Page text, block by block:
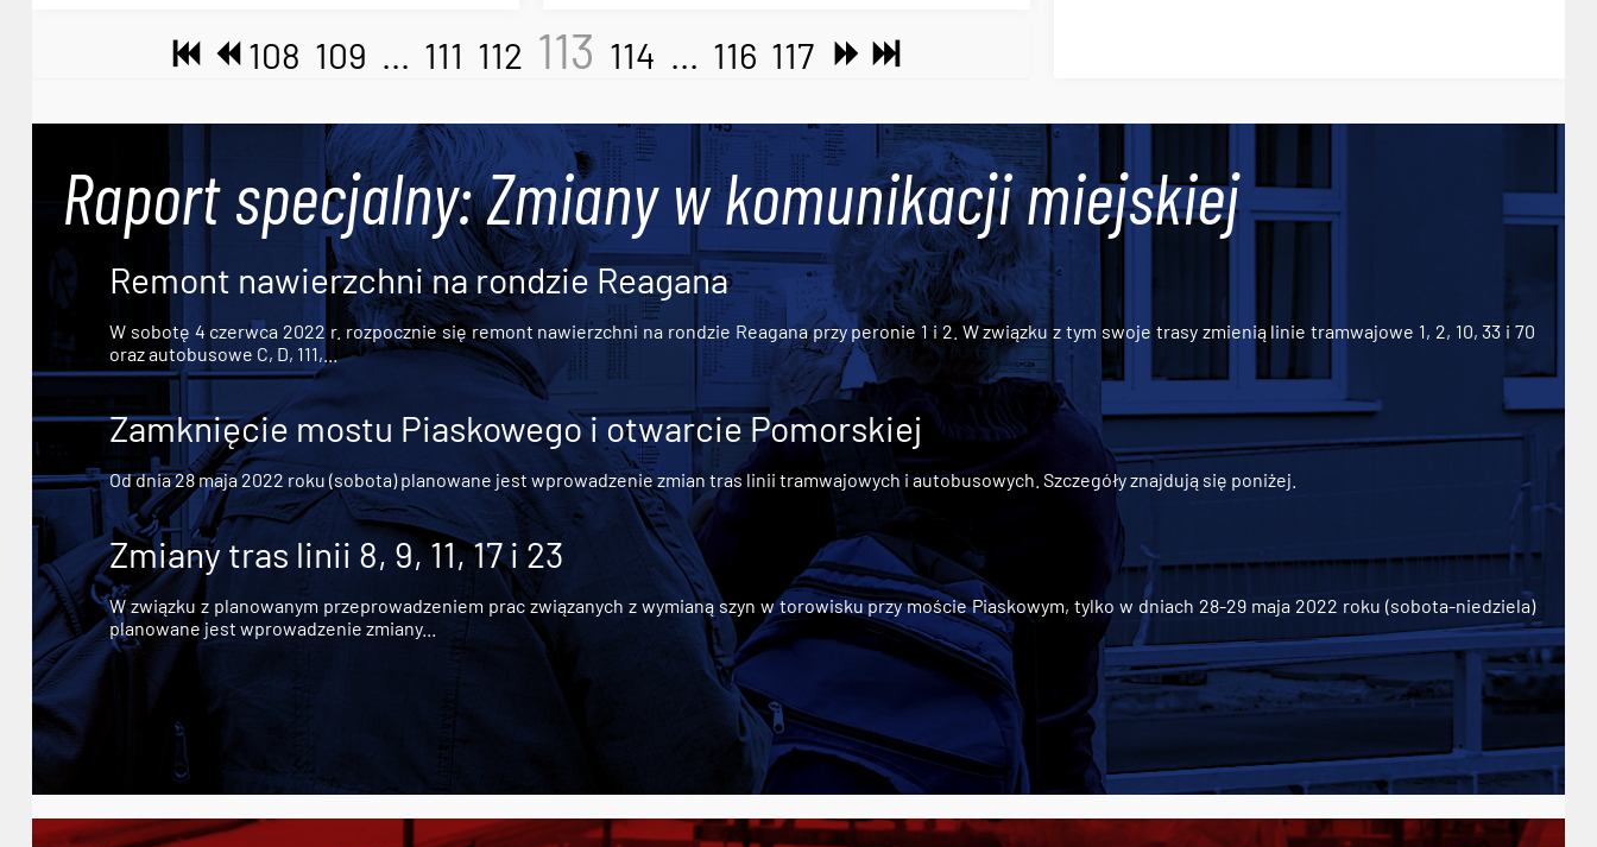
108 109 ... 111 112 113 114 ... 116 117
Raport specjalny: Zmiany w komunikacji miejskiej
Remont nawierzchni na rondzie Reagana
W sobotę 4 czerwca 2022 r. rozpocznie się remont nawierzchni na rondzie Reagana przy peronie 1 i 2. W związku z tym swoje trasy zmienią linie tramwajowe 1, 2, 10, 33 i 70
oraz autobusowe C, D, 111,...
Zamknięcie mostu Piaskowego i otwarcie Pomorskiej
Od dnia 28 maja 2022 roku (sobota) planowane jest wprowadzenie zmian tras linii tramwajowych i autobusowych. Szczegóły znajdują się poniżej.
Zmiany tras linii 8, 9, 11, 17 i 23
W związku z planowanym przeprowadzeniem prac związanych z wymianą szyn w torowisku przy moście Piaskowym, tylko w dniach 28-29 maja 2022 roku (sobota-niedziela)
planowane jest wprowadzenie zmiany...